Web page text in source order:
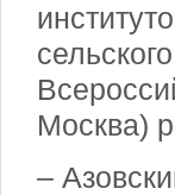
Москва)
–